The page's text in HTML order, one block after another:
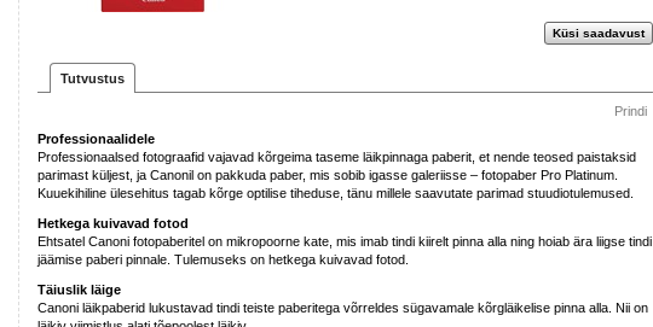
Küsi saadavust
Tutvustus
Prindi
Professionaalidele
Professionaalsed fotograafid vajavad kõrgeima taseme läikpinnaga paberit, et nende teosed paistaksid
parimast küljest, ja Canonil on pakkuda paber, mis sobib igasse galeriisse – fotopaber Pro Platinum.
Kuuekihiline ülesehitus tagab kõrge optilise tiheduse, tänu millele saavutate parimad stuudiotulemused.
Hetkega kuivavad fotod
Ehtsatel Canoni fotopaberitel on mikropoorne kate, mis imab tindi kiirelt pinna alla ning hoiab ära liigse tindi
jäämise paberi pinnale. Tulemuseks on hetkega kuivavad fotod.
Täiuslik läige
Canoni läikpaberid lukustavad tindi teiste paberitega võrreldes sügavamale kõrgläikelise pinna alla. Nii on